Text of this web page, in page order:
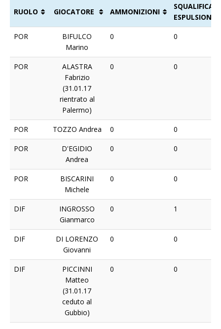
RUOLO GIOCATORE AMMONIZIONI
SQUALIFICA
ESPULSIONI
RUOLO
GIOCATORE AMMONIZIONI
SQUALIFICA
POR
BIFULCO
Marino
0 0
POR
ALASTRA
Fabrizio
(31.01.17
rientrato al
Palermo)
0 0
POR TOZZO Andrea 0 0
POR
D'EGIDIO
Andrea
0 0
POR
BISCARINI
Michele
0 0
DIF
INGROSSO
Gianmarco
0 1
DIF
DI LORENZO
Giovanni
0 0
DIF
PICCINNI
Matteo
(31.01.17
ceduto al
Gubbio)
0 0